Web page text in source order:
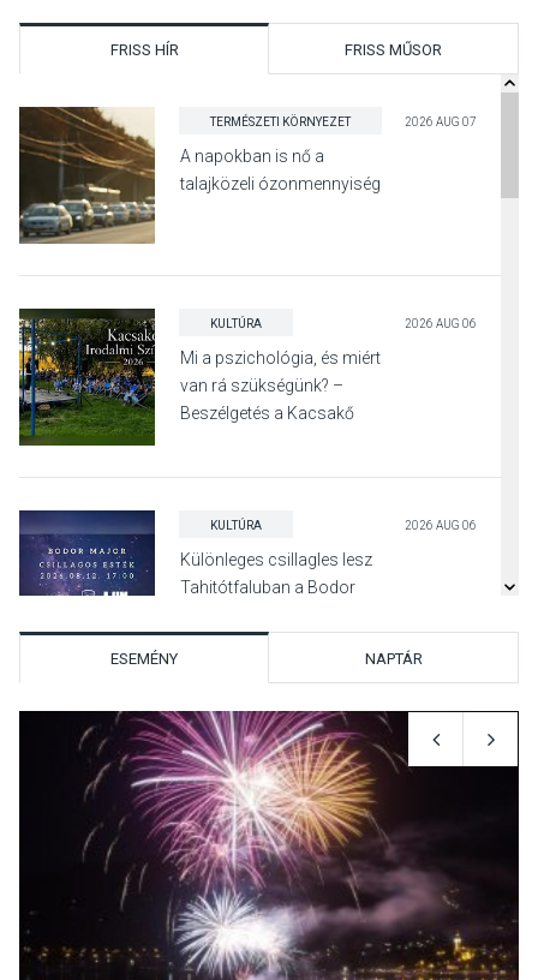
FRISS HÍR FRISS MŰSOR
TERMÉSZETI KÖRNYEZET 2026 AUG 07
A napokban is nő a
talajközeli ózonmennyiség
KULTÚRA 2026 AUG 06
Mi a pszichológia, és miért
van rá szükségünk? –
Beszélgetés a Kacsakő
KULTÚRA 2026 AUG 06
Különleges csillagles lesz
Tahitótfaluban a Bodor
KULTÚRA
Színek, közösség és
hagyomány – kiállítás
nyitotta meg az idei Irány
Surány Fesztivált
KULTÚRA 2026 AUG 05
Mordái folk-rock koncert
ESEMÉNY NAPTÁR